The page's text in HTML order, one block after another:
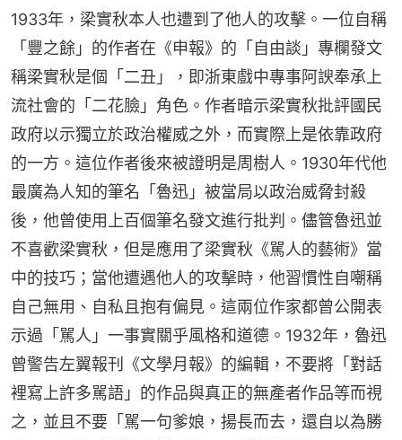
1933年，梁實秋本人也遭到了他人的攻擊。一位自稱
「豐之餘」的作者在《申報》的「自由談」專欄發文
稱梁實秋是個「二丑」，即浙東戲中專事阿諛奉承上
流社會的「二花臉」角色。作者暗示梁實秋批評國民
政府以示獨立於政治權威之外，而實際上是依靠政府
的一方。這位作者後來被證明是周樹人。1930年代他
最廣為人知的筆名「魯迅」被當局以政治威脅封殺
後，他曾使用上百個筆名發文進行批判。儘管魯迅並
不喜歡梁實秋，但是應用了梁實秋《駡人的藝術》當
中的技巧；當他遭遇他人的攻擊時，他習慣性自嘲稱
自己無用、自私且抱有偏見。這兩位作家都曾公開表
示過「駡人」一事實關乎風格和道德。1932年，魯迅
曾警告左翼報刊《文學月報》的編輯，不要將「對話
裡寫上許多駡語」的作品與真正的無產者作品等而視
之，並且不要「駡一句爹娘，揚長而去，還自以為勝